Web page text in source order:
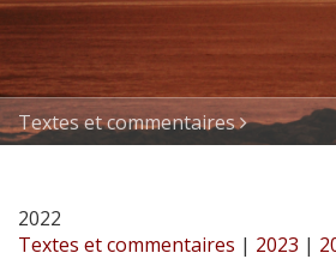
Textes et commentaires
2022
Textes et commentaires | 2023 |